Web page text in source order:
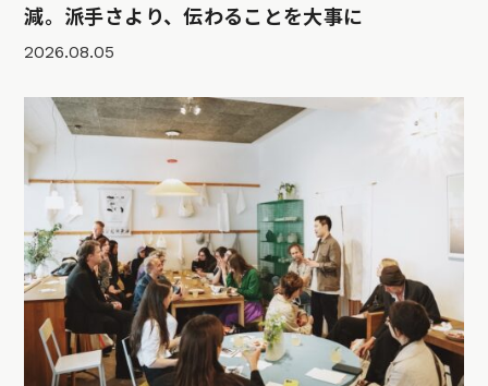
減。派手さより、伝わることを大事に
2026.08.05